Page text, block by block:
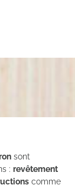
sont
:revêtement
comme